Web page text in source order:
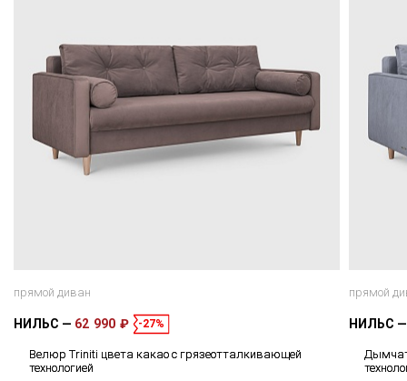
прямой диван
НИЛЬС 62 990 ₽ -27%
Велюр Triniti цвета какао с грязеотталкивающей
технологией
прямой
НИЛЬС